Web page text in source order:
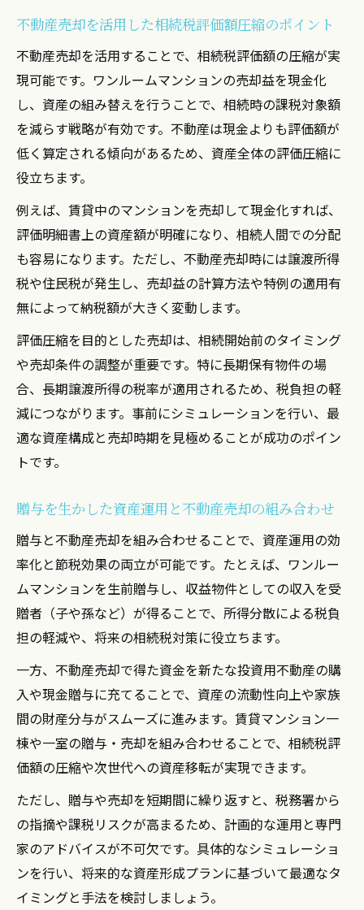
不動産売却を活用した相続税評価額圧縮のポイント
不動産売却を活用することで、相続税評価額の圧縮が実
現可能です。ワンルームマンションの売却益を現金化
し、資産の組み替えを行うことで、相続時の課税対象額
を減らす戦略が有効です。不動産は現金よりも評価額が
低く算定される傾向があるため、資産全体の評価圧縮に
役立ちます。
例えば、賃貸中のマンションを売却して現金化すれば、
評価明細書上の資産額が明確になり、相続人間での分配
も容易になります。ただし、不動産売却時には譲渡所得
税や住民税が発生し、売却益の計算方法や特例の適用有
無によって納税額が大きく変動します。
評価圧縮を目的とした売却は、相続開始前のタイミング
や売却条件の調整が重要です。特に長期保有物件の場
合、長期譲渡所得の税率が適用されるため、税負担の軽
減につながります。事前にシミュレーションを行い、最
適な資産構成と売却時期を見極めることが成功のポイン
トです。
贈与を生かした資産運用と不動産売却の組み合わせ
贈与と不動産売却を組み合わせることで、資産運用の効
率化と節税効果の両立が可能です。たとえば、ワンルー
ムマンションを生前贈与し、収益物件としての収入を受
贈者（子や孫など）が得ることで、所得分散による税負
担の軽減や、将来の相続税対策に役立ちます。
一方、不動産売却で得た資金を新たな投資用不動産の購
入や現金贈与に充てることで、資産の流動性向上や家族
間の財産分与がスムーズに進みます。賃貸マンション一
棟や一室の贈与・売却を組み合わせることで、相続税評
価額の圧縮や次世代への資産移転が実現できます。
ただし、贈与や売却を短期間に繰り返すと、税務署から
の指摘や課税リスクが高まるため、計画的な運用と専門
家のアドバイスが不可欠です。具体的なシミュレーショ
ンを行い、将来的な資産形成プランに基づいて最適なタ
イミングと手法を検討しましょう。